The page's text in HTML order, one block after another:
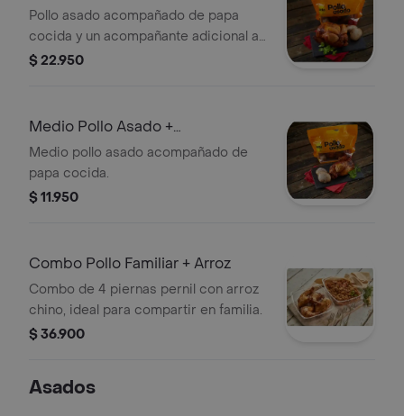
Pollo asado acompañado de papa
cocida y un acompañante adicional a
elección.
$ 22.950
Medio Pollo Asado +
Acompañante
Medio pollo asado acompañado de
papa cocida.
$ 11.950
Combo Pollo Familiar + Arroz
Combo de 4 piernas pernil con arroz
chino, ideal para compartir en familia.
$ 36.900
Asados